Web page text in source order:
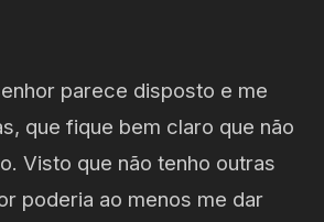
parece disposto e me
que fique bem claro que não
Visto que não tenho outras
poderia ao menos me dar